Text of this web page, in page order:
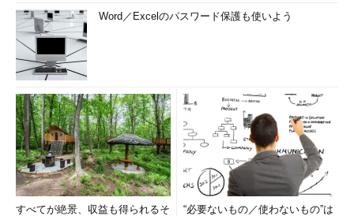
システムが起動すると、まず「
Test）」と呼ばれるコードが実行される。これは一般的には
BIOSの起動画面として認識されているものである（表示しない
ようになっているシステムも多いが）。システム全体の初期化や
テストなどが行われた後、ディスクの先頭からブート・コードを
読み出してきて、OSのロードの準備を始める段階である。
OSの初期ロードが完了すると、続いてOSカーネルや必須デバ
イス・ドライバのロードと初期化が行われる。そしてシステムに
接続されているデバイスをスキャンして調査し、追加のデバイ
Word／Excelのパスワード保護も使いよう
すべてが絶景、収益も得られるそ
“必要ないもの／使わないもの”は